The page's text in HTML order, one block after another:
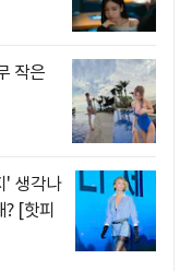
작은
' 생각나
? [핫피